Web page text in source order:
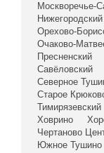
Москворечье-
Нижегородский
Орехово-
Очаково-
Пресненский
Савёловский
Северное
Старое
Тимирязевский
Ховрино
Чертаново
Южное Тушино